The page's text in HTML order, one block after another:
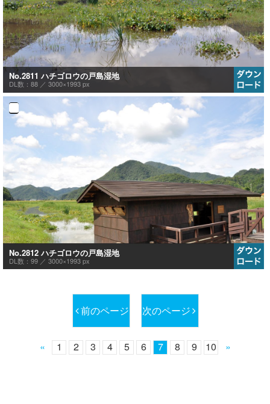
No.2811 ハチゴロウの戸島湿地
DL数：88 ／ 3000×1993 px
No.2812 ハチゴロウの戸島湿地
DL数：99 ／ 3000×1993 px
前のページ 次のページ
« 1 2 3 4 5 6 7 8 9 10 »